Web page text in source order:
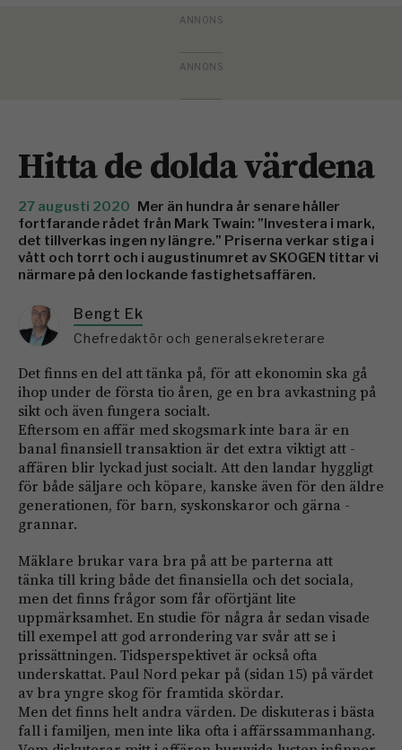
Hitta de dolda värdena
27 augusti 2020 Mer än hundra år senare håller
fortfarande rådet från Mark Twain: ”Investera i mark,
det tillverkas ingen ny längre.” Priserna verkar stiga i
vått och torrt och i augustinumret av SKOGEN tittar vi
närmare på den lockande fastighetsaffären.
Bengt Ek
Chefredaktör och generalsekreterare
Det finns en del att tänka på, för att ekonomin ska gå
ihop under de första tio åren, ge en bra avkastning på
sikt och även fungera socialt.
Eftersom en affär med skogsmark inte bara är en
banal finansiell transaktion är det extra viktigt att ­
affären blir lyckad just socialt. Att den landar hyggligt
för både säljare och köpare, kanske även för den äldre
generationen, för barn, syskonskaror och gärna ­
grannar.
Mäklare brukar vara bra på att be parterna att
tänka till kring både det finansiella och det sociala,
men det finns frågor som får oförtjänt lite
uppmärksamhet. En studie för några år sedan visade
till exempel att god arrondering var svår att se i
prissättningen. Tids­perspektivet är också ofta
underskattat. Paul Nord pekar på (sidan 15) på värdet
av bra yngre skog för ­framtida skördar.
Men det finns helt andra värden. De diskuteras i bästa
fall i familjen, men inte lika ofta i affärssammanhang.